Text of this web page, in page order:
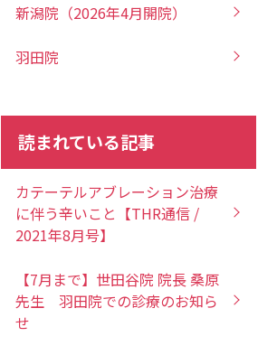
新潟院（2026年4月開院）
羽田院
読まれている記事
カテーテルアブレーション治療
に伴う辛いこと【THR通信 /
2021年8月号】
【7月まで】世田谷院 院長 桑原
先生 羽田院での診療のお知ら
せ